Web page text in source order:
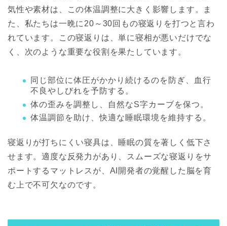
気性や素材は、この体温調整に大きく影響します。ま
た、私たちは一晩に20～30回もの寝返りを打つと言わ
れています。この寝返りは、単に寝相が悪いだけでな
く、次のような重要な役割を果たしています。
同じ部位に体圧がかかり続けるのを防ぎ、血行
不良やしびれを予防する。
体の歪みを調整し、自然なS字カーブを保つ。
体温調節を助け、快適な睡眠環境を維持する。
寝返りが打ちにくい寝具は、睡眠の質を著しく低下さ
せます。適度な反発力があり、スムーズな寝返りをサ
ポートするマットレスが、AI開発者の覚醒した脳を育
む上で不可欠なのです。